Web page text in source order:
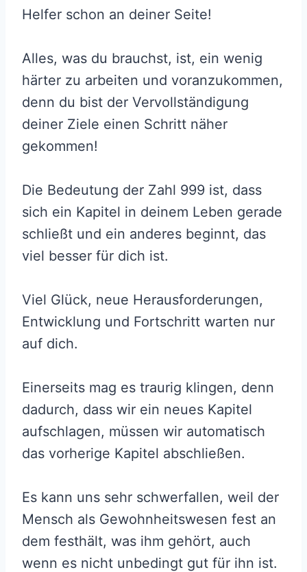
Helfer schon an deiner Seite!
Alles, was du brauchst, ist, ein wenig
härter zu arbeiten und voranzukommen,
denn du bist der Vervollständigung
deiner Ziele einen Schritt näher
gekommen!
Die Bedeutung der Zahl 999 ist, dass
sich ein Kapitel in deinem Leben gerade
schließt und ein anderes beginnt, das
viel besser für dich ist.
Viel Glück, neue Herausforderungen,
Entwicklung und Fortschritt warten nur
auf dich.
Einerseits mag es traurig klingen, denn
dadurch, dass wir ein neues Kapitel
aufschlagen, müssen wir automatisch
das vorherige Kapitel abschließen.
Es kann uns sehr schwerfallen, weil der
Mensch als Gewohnheitswesen fest an
dem festhält, was ihm gehört, auch
wenn es nicht unbedingt gut für ihn ist.